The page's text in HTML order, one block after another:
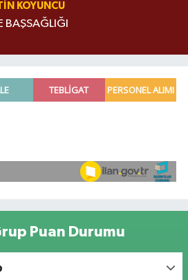
KOYUNCU
BAŞSAĞLIĞI
Puan Durumu